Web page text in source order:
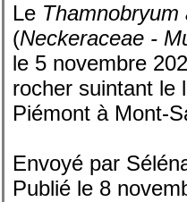
Le Thamnobryum
(Neckeraceae -
le 5 novembre
rocher suintant le
Piémont à Mont-
Envoyé par
Publié le 8